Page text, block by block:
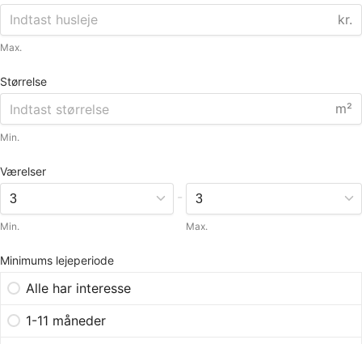
kr.
Max.
Størrelse
m²
Min.
Værelser
Min.
-
Max.
Minimums lejeperiode
Alle har interesse
1-11 måneder